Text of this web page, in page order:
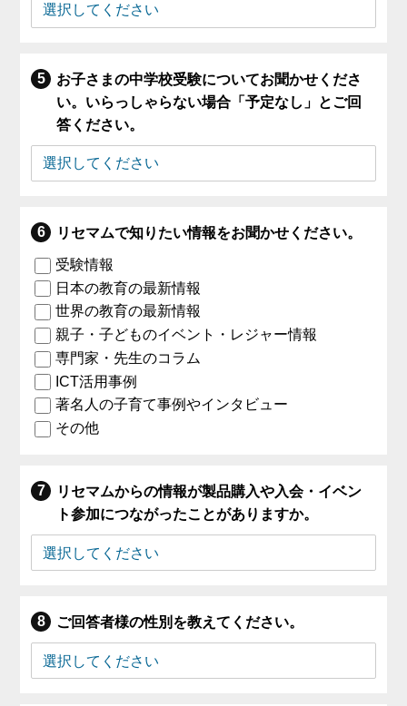
お子さまの中学校受験についてお聞かせくださ
い。いらっしゃらない場合「予定なし」とご回
答ください。
リセマムで知りたい情報をお聞かせください。
受験情報
日本の教育の最新情報
世界の教育の最新情報
親子・子どものイベント・レジャー情報
専門家・先生のコラム
ICT活用事例
著名人の子育て事例やインタビュー
その他
リセマムからの情報が製品購入や入会・イベン
ト参加につながったことがありますか。
ご回答者様の性別を教えてください。